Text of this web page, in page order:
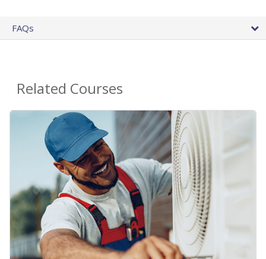
FAQs
Related Courses